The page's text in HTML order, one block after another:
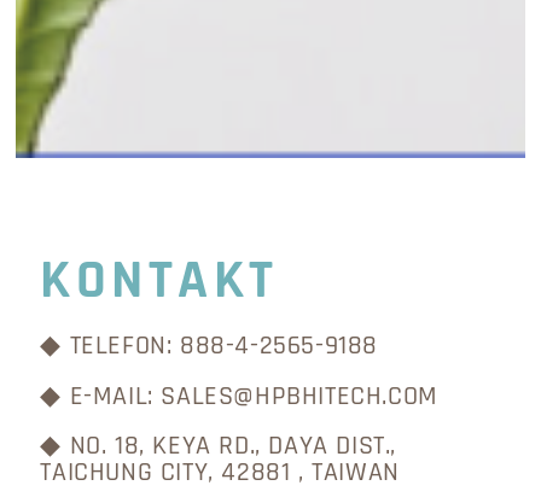
KONTAKT
◆ TELEFON: 888-4-2565-9188
◆ E-MAIL: SALES@HPBHITECH.COM
◆ NO. 18, KEYA RD., DAYA DIST.,
TAICHUNG CITY, 42881 , TAIWAN